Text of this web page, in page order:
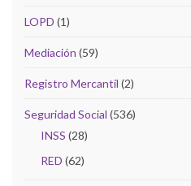
LOPD (1)
Mediación (59)
Registro Mercantil (2)
Seguridad Social (536)
INSS (28)
RED (62)